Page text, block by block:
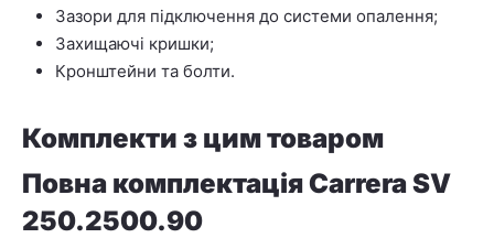
Зазори для підключення до системи опалення;
Захищаючі кришки;
Кронштейни та болти.
Комплекти з цим товаром
Повна комплектація Carrera SV
250.2500.90